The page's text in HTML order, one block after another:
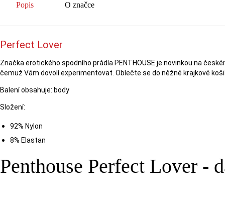
Popis O značce
Perfect Lover
Značka erotického spodního prádla PENTHOUSE je novinkou na
čemuž Vám dovolí experimentovat. Oblečte se do něžné krajkové
Balení obsahuje: body
Složení:
92% Nylon
8% Elastan
Penthouse Perfect Lover -